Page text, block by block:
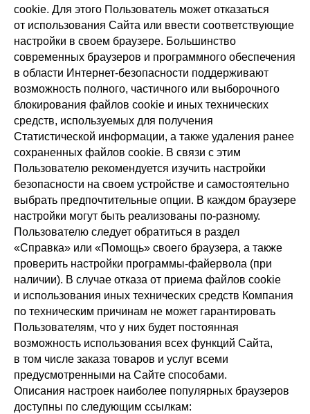
cookie. Для этого Пользователь может отказаться
от использования Сайта или ввести соответствующие
настройки в своем браузере. Большинство
современных браузеров и программного обеспечения
в области Интернет-безопасности поддерживают
возможность полного, частичного или выборочного
блокирования файлов cookie и иных технических
средств, используемых для получения
Статистической информации, а также удаления ранее
сохраненных файлов cookie. В связи с этим
Пользователю рекомендуется изучить настройки
безопасности на своем устройстве и самостоятельно
выбрать предпочтительные опции. В каждом браузере
настройки могут быть реализованы по-разному.
Пользователю следует обратиться в раздел
«Справка» или «Помощь» своего браузера, а также
проверить настройки программы-файервола (при
наличии). В случае отказа от приема файлов cookie
и использования иных технических средств Компания
по техническим причинам не может гарантировать
Пользователям, что у них будет постоянная
возможность использования всех функций Сайта,
в том числе заказа товаров и услуг всеми
предусмотренными на Сайте способами.
Описания настроек наиболее популярных браузеров
доступны по следующим ссылкам: